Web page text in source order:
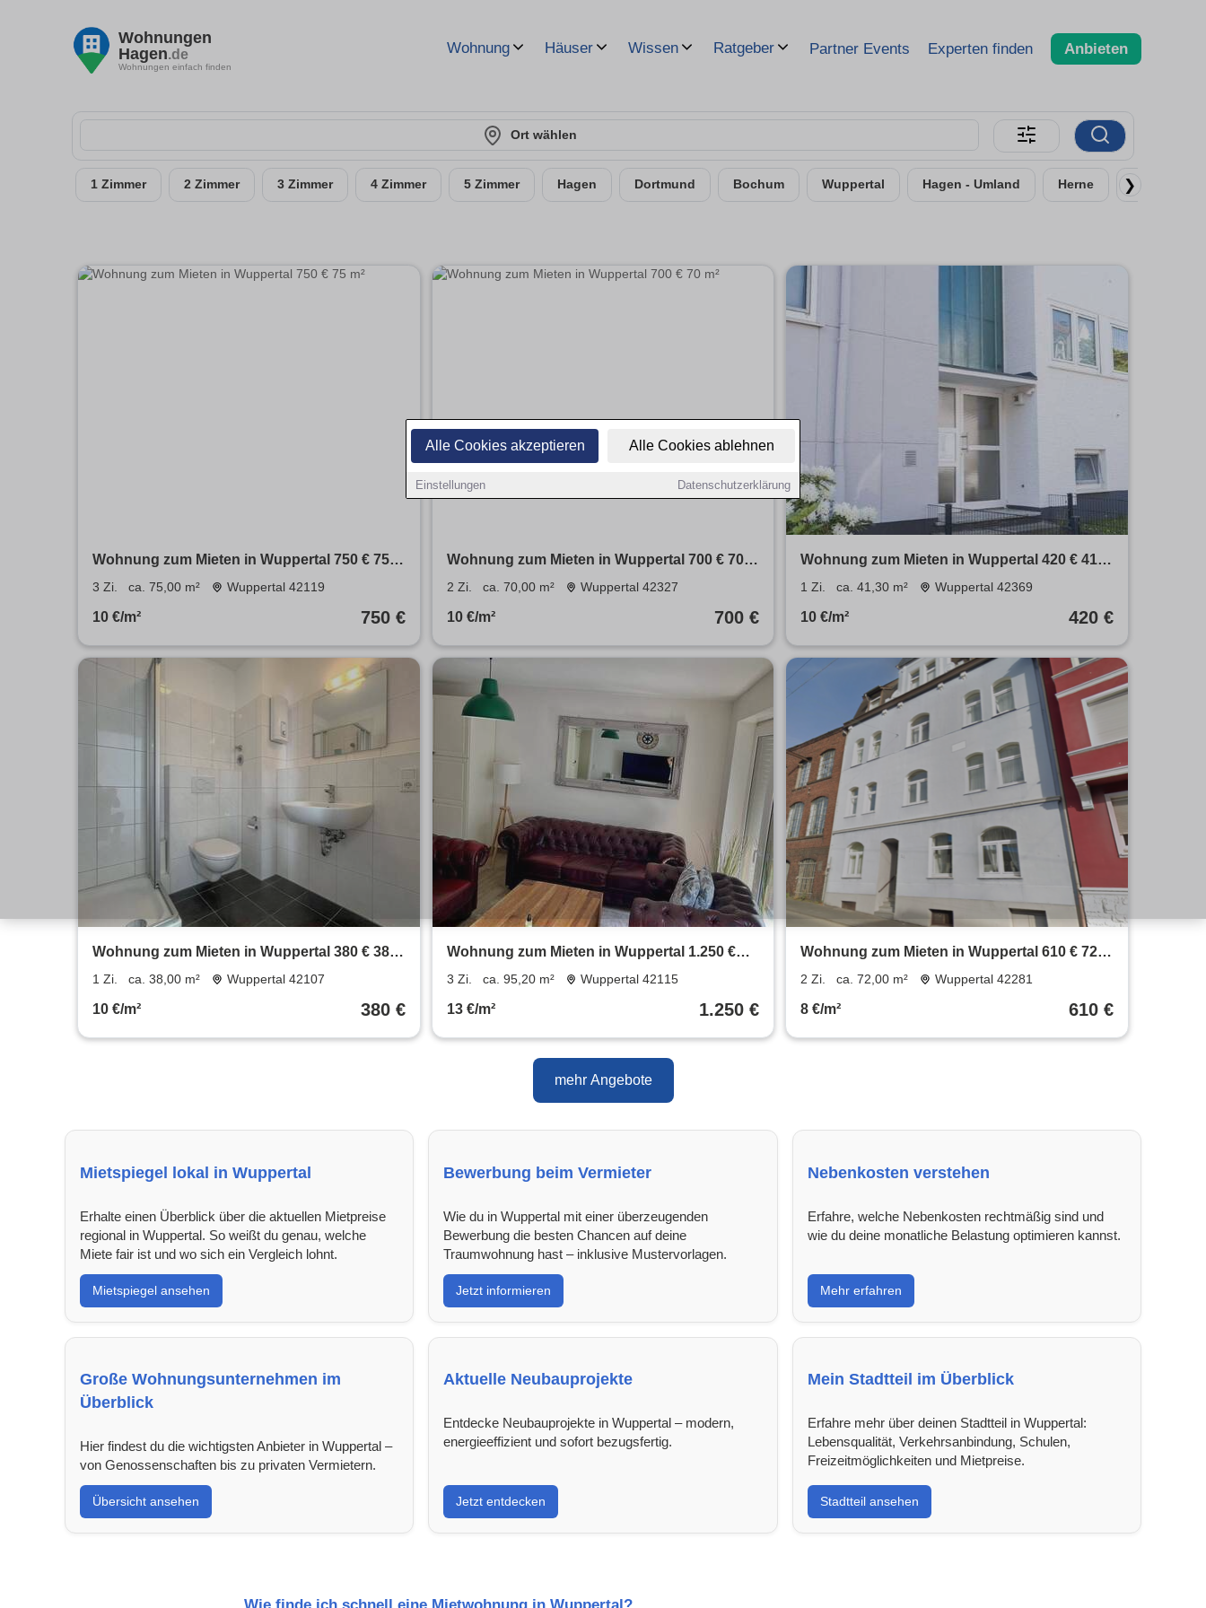
Alle Cookies akzeptieren Alle Cookies ablehnen
Einstellungen Datenschutzerklärung
Wohnungen
Hagen.de
Wohnungen einfach finden
Wohnung Häuser Wissen Ratgeber Partner Events Experten finden Anbieten
Ort wählen
1 Zimmer 2 Zimmer 3 Zimmer 4 Zimmer 5 Zimmer Hagen Dortmund Bochum Wuppertal Hagen - Umland Herne Remscheid
❯
Wohnung zum Mieten in Wuppertal 750 € 75
m²
3 Zi. ca. 75,00 m² Wuppertal 42119
10 €/m² 750 €
Wohnung zum Mieten in Wuppertal 700 € 70
m²
2 Zi. ca. 70,00 m² Wuppertal 42327
10 €/m² 700 €
Wohnung zum Mieten in Wuppertal 420 € 41.3
m²
1 Zi. ca. 41,30 m² Wuppertal 42369
10 €/m² 420 €
Wohnung zum Mieten in Wuppertal 380 € 38
m²
1 Zi. ca. 38,00 m² Wuppertal 42107
10 €/m² 380 €
Wohnung zum Mieten in Wuppertal 1.250 €
95.2 m²
3 Zi. ca. 95,20 m² Wuppertal 42115
13 €/m² 1.250 €
Wohnung zum Mieten in Wuppertal 610 € 72
m²
2 Zi. ca. 72,00 m² Wuppertal 42281
8 €/m² 610 €
mehr Angebote
Mietspiegel lokal in Wuppertal
Erhalte einen Überblick über die aktuellen Mietpreise
regional in Wuppertal. So weißt du genau, welche
Miete fair ist und wo sich ein Vergleich lohnt.
Mietspiegel ansehen
Bewerbung beim Vermieter
Wie du in Wuppertal mit einer überzeugenden
Bewerbung die besten Chancen auf deine
Traumwohnung hast – inklusive Mustervorlagen.
Jetzt informieren
Nebenkosten verstehen
Erfahre, welche Nebenkosten rechtmäßig sind und
wie du deine monatliche Belastung optimieren kannst.
Mehr erfahren
Große Wohnungsunternehmen im
Überblick
Hier findest du die wichtigsten Anbieter in Wuppertal –
von Genossenschaften bis zu privaten Vermietern.
Übersicht ansehen
Aktuelle Neubauprojekte
Entdecke Neubauprojekte in Wuppertal – modern,
energieeffizient und sofort bezugsfertig.
Jetzt entdecken
Mein Stadtteil im Überblick
Erfahre mehr über deinen Stadtteil in Wuppertal:
Lebensqualität, Verkehrsanbindung, Schulen,
Freizeitmöglichkeiten und Mietpreise.
Stadtteil ansehen